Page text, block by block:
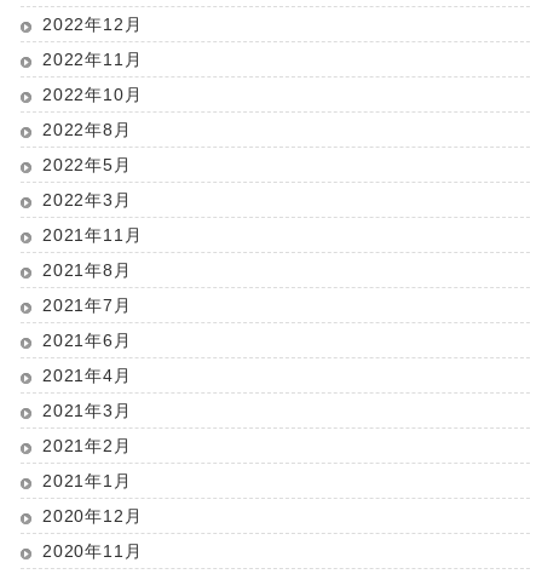
2022年12月
2022年11月
2022年10月
2022年8月
2022年5月
2022年3月
2021年11月
2021年8月
2021年7月
2021年6月
2021年4月
2021年3月
2021年2月
2021年1月
2020年12月
2020年11月